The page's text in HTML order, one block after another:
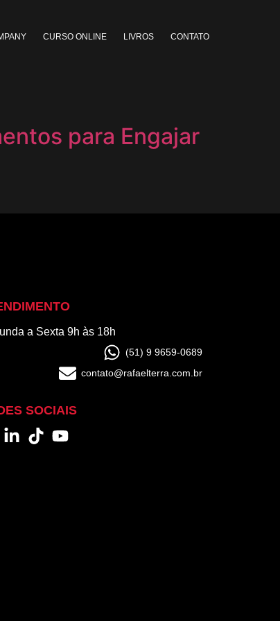
CURSO ONLINE LIVROS CONTATO
para Engajar
a Sexta 9h às 18h
(51) 9 9659-0689
contato@rafaelterra.com.br
SOCIAIS